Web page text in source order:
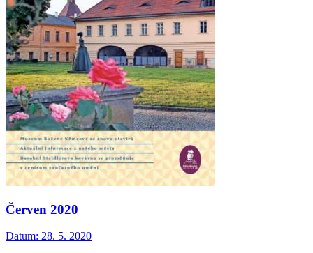
Červen 2020
Datum: 28. 5. 2020